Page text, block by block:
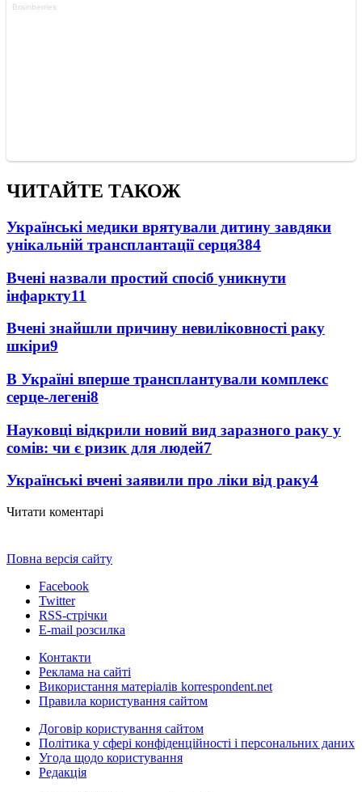
ЧИТАЙТЕ ТАКОЖ
Українські медики врятували дитину завдяки
унікальній трансплантації серця384
Вчені назвали простий спосіб уникнути
інфаркту11
Вчені знайшли причину невиліковності раку
шкіри9
В Україні вперше трансплантували комплекс
серце-легені8
Науковці відкрили новий вид заразного раку у
сомів: чи є ризик для людей7
Українські вчені заявили про ліки від раку4
Читати коментарі
Повна версія сайту
Facebook
Twitter
RSS-стрічки
E-mail розсилка
Контакти
Реклама на сайті
Використання матеріалів korrespondent.net
Правила користування сайтом
Договір користування сайтом
Політика у сфері конфіденційності і персональних даних
Угода щодо користування
Редакція